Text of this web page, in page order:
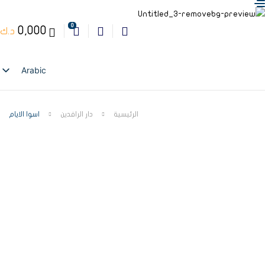
0
0,000 د.ك
Arabic
English
الرئيسية دار الرافدين اسوا الايام